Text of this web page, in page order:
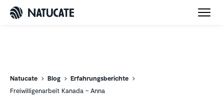
Natucate Blog
Erfahrungsberichte
Freiwilligenarbeit Kanada – Anna